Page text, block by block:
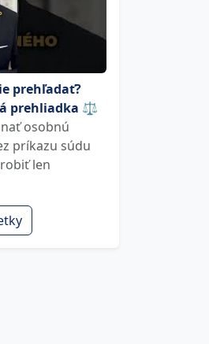
prehľadať?
prehliadka ⚖️
osobnú
príkazu súdu
len